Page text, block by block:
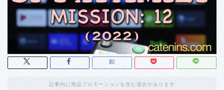
記事内に商品プロモーションを含む場合があります